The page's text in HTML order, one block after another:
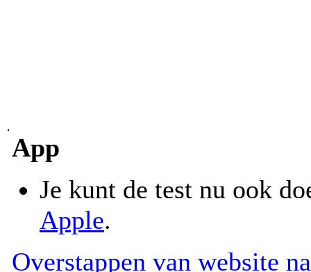
App
Je kunt de test nu ook
Apple.
Overstappen van website